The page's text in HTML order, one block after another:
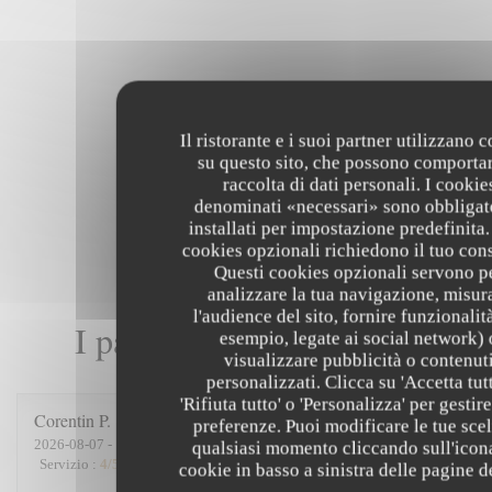
Il ristorante e i suoi partner utilizzano
su questo sito, che possono
raccolta di dati personali. I
denominati «necessari» sono
installati per impostazione
cookies opzionali richiedono il tuo
Questi cookies opzionali servono
analizzare la tua navigazione,
l'audience del sito, fornire
esempio, legate ai social network)
visualizzare pubblicità o
personalizzati. Clicca su 'Accetta
'Rifiuta tutto' o 'Personalizza' per
preferenze. Puoi modificare le tue
qualsiasi momento cliccando
cookie in basso a sinistra delle pagine
I pareri dei nostri clienti
Corentin P
2026-08-07 - 19:15 - Ospiti 5
Servizio : 4/5 Atmosfera: 5/5 Cucina : 4/5 Qualità / Prezzo: 4/5